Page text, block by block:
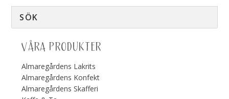
VÅRA PRODUKTER
Almaregårdens Lakrits
Almaregårdens Konfekt
Almaregårdens Skafferi